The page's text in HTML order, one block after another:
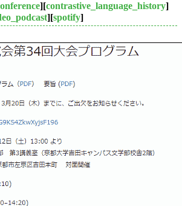
][contrastive_language_history]
][spotify]